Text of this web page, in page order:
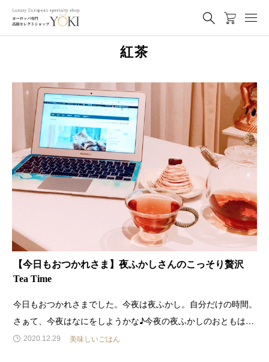
紅茶
【今日もおつかれさま】夜ふかしさんのこっそり贅沢
Tea Time
今日もおつかれさまでした。今夜は夜ふかし。自分だけの時間。
さぁて、今夜はなにをしようかな♪今夜の夜ふかしのおともは、
いただいたロイヤルパークホテルの大好きな『モンブラン』と京
2020.12.29 美味しいごはん